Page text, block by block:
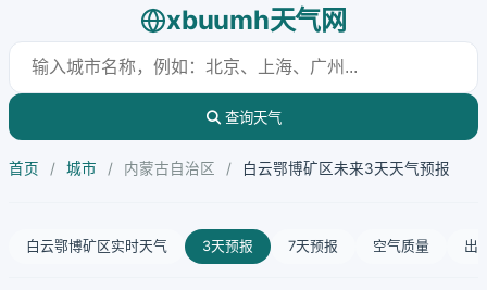
xbuumh天气网
查询天气
首页 / 城市 / 内蒙古自治区 / 白云鄂博矿区未来3天天气预报
白云鄂博矿区实时天气 3天预报 7天预报 空气质量 出